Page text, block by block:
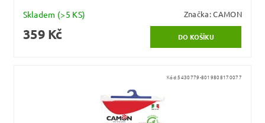
Skladem (>5 KS) Značka:CAMON
359 Kč
Kód:5430779-8019808170077